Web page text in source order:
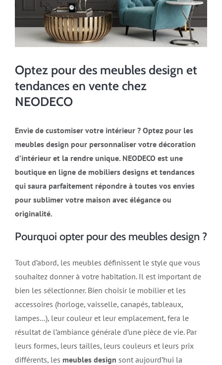
Optez pour des meubles design et
tendances en vente chez
NEODECO
Envie de customiser votre intérieur ? Optez pour les
meubles design pour personnaliser votre décoration
d’intérieur et la rendre unique. NEODECO est une
boutique en ligne de mobiliers designs et tendances
qui saura parfaitement répondre à toutes vos envies
pour sublimer votre maison avec élégance ou
originalité.
Pourquoi opter pour des meubles design ?
Tout d’abord, les meubles définissent le style que vous
souhaitez donner à votre habitation. Il est important de
bien les sélectionner. Bien choisir le mobilier et les
accessoires (horloge, vaisselle, canapés, tableaux,
lampes…), leur couleur et leur emplacement, fera le
résultat de l’ambiance générale d’une pièce de vie. Par
leurs formes, leurs tailles, leurs couleurs et leurs prix
différents, les meubles design sont aujourd’hui la